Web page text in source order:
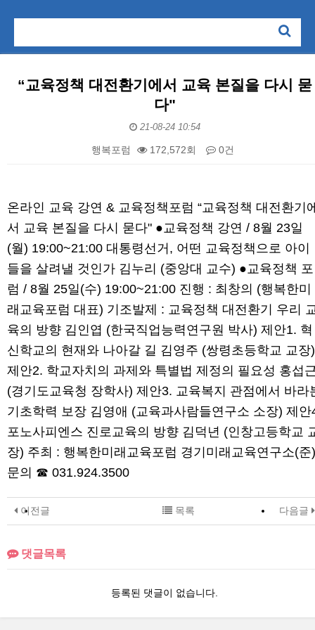
“교육정책 대전환기에서 교육 본질을 다시 묻
다"
21-08-24 10:54
행복포럼 172,572회 0건
온라인 교육 강연 & 교육정책포럼 “교육정책 대전환기
서 교육 본질을 다시 묻다" ●교육정책 강연 / 8월 23일
(월) 19:00~21:00 대통령선거, 어떤 교육정책으로 아이
들을 살려낼 것인가 김누리 (중앙대 교수) ●교육정책 포
럼 / 8월 25일(수) 19:00~21:00 진행 : 최창의 (행복한미
래교육포럼 대표) 기조발제 : 교육정책 대전환기 우리
육의 방향 김인엽 (한국직업능력연구원 박사) 제안1. 혁
신학교의 현재와 나아갈 길 김영주 (쌍령초등학교 교장)
제안2. 학교자치의 과제와 특별법 제정의 필요성 홍섭
(경기도교육청 장학사) 제안3. 교육복지 관점에서 바라
기초학력 보장 김영애 (교육과사람들연구소 소장) 제안
포노사피엔스 진로교육의 방향 김덕년 (인창고등학교
장) 주최 : 행복한미래교육포럼 경기미래교육연구소(준)
문의 ☎ 031.924.3500
이전글 다음글
목록
댓글목록
등록된 댓글이 없습니다.